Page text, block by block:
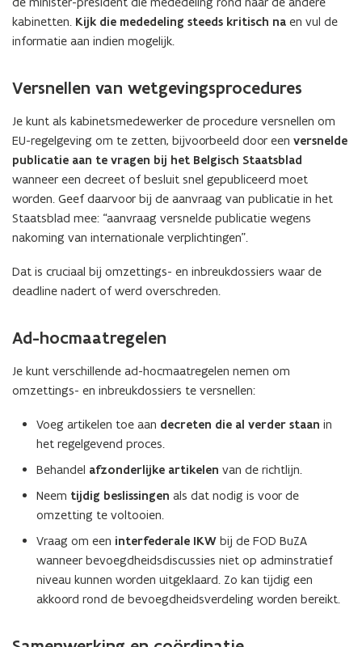
kabinetten. Kijk die mededeling steeds kritisch na en vul de
informatie aan indien mogelijk.
Versnellen van wetgevingsprocedures
Je kunt als kabinetsmedewerker de procedure versnellen om
EU-regelgeving om te zetten, bijvoorbeeld door een versnelde
publicatie aan te vragen bij het Belgisch Staatsblad
wanneer een decreet of besluit snel gepubliceerd moet
worden. Geef daarvoor bij de aanvraag van publicatie in het
Staatsblad mee: “aanvraag versnelde publicatie wegens
nakoming van internationale verplichtingen”.
Dat is cruciaal bij omzettings- en inbreukdossiers waar de
deadline nadert of werd overschreden.
Ad-hocmaatregelen
Je kunt verschillende ad-hocmaatregelen nemen om
omzettings- en inbreukdossiers te versnellen:
Voeg artikelen toe aan decreten die al verder staan in
het regelgevend proces.
Behandel afzonderlijke artikelen van de richtlijn.
Neem tijdig beslissingen als dat nodig is voor de
omzetting te voltooien.
Vraag om een interfederale IKW bij de FOD BuZA
wanneer bevoegdheidsdiscussies niet op adminstratief
niveau kunnen worden uitgeklaard. Zo kan tijdig een
akkoord rond de bevoegdheidsverdeling worden bereikt.